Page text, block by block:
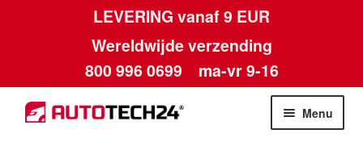
LEVERING vanaf 9 EUR
Wereldwijde verzending
800 996 0699 ma-vr 9-16
Ga
door
Ga
naar
Menu